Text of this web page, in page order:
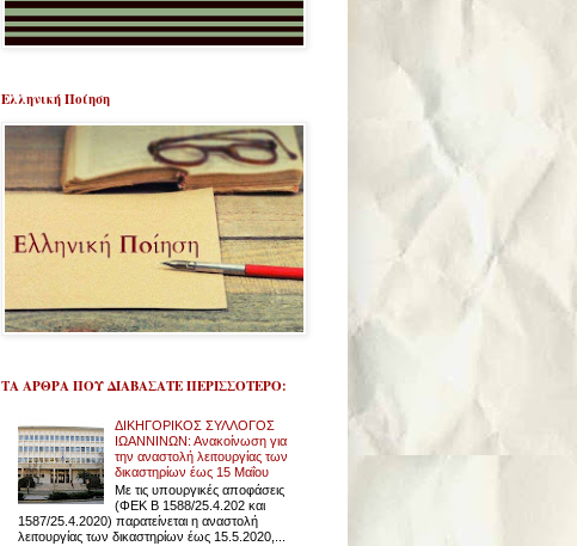
Ελληνική Ποίηση
ΤΑ ΑΡΘΡΑ ΠΟΥ ΔΙΑΒΑΣΑΤΕ ΠΕΡΙΣΣΟΤΕΡΟ:
ΔΙΚΗΓΟΡΙΚΟΣ ΣΥΛΛΟΓΟΣ
ΙΩΑΝΝΙΝΩΝ: Ανακοίνωση για
την αναστολή λειτουργίας των
δικαστηρίων έως 15 Μαΐου
Με τις υπουργικές αποφάσεις
(ΦΕΚ Β 1588/25.4.202 και
1587/25.4.2020) παρατείνεται η αναστολή
λειτουργίας των δικαστηρίων έως 15.5.2020,...